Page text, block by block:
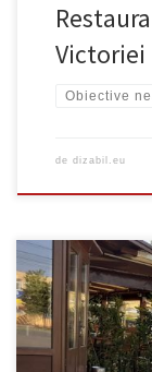
Victoriei
Obiective
de dizabil.eu